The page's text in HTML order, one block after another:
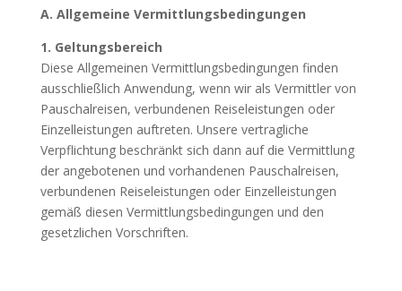
A. Allgemeine Vermittlungsbedingungen
1. Geltungsbereich
Diese Allgemeinen Vermittlungsbedingungen finden
ausschließlich Anwendung, wenn wir als Vermittler von
Pauschalreisen, verbundenen Reiseleistungen oder
Einzelleistungen auftreten. Unsere vertragliche
Verpflichtung beschränkt sich dann auf die Vermittlung
der angebotenen und vorhandenen Pauschalreisen,
verbundenen Reiseleistungen oder Einzelleistungen
gemäß diesen Vermittlungsbedingungen und den
gesetzlichen Vorschriften.